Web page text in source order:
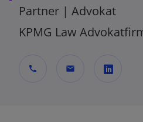
Partner | Advokat
KPMG Law
call mail